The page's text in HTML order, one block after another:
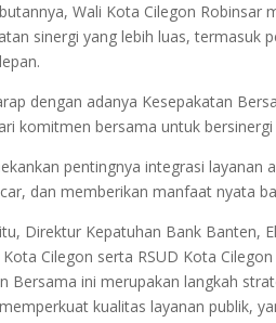
Wali Kota Cilegon Robinsar
sinergi yang lebih luas, termasuk
dengan adanya Kesepakatan
komitmen bersama untuk
pentingnya integrasi layanan
dan memberikan manfaat nyata
Direktur Kepatuhan Bank Banten,
Cilegon serta RSUD Kota
Bersama ini merupakan langkah
kualitas layanan publik,